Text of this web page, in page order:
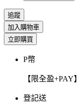
追蹤
加入購物車
立即購買
P幣
【限全盈+PAY
登記送